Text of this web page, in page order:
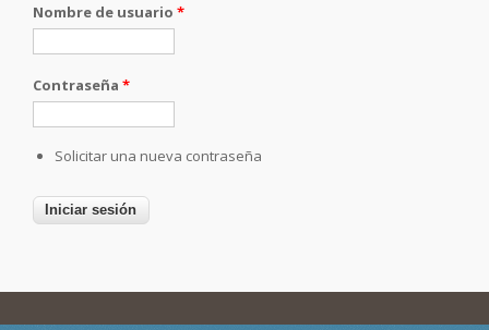
Nombre de usuario *
Contraseña *
Solicitar una nueva contraseña